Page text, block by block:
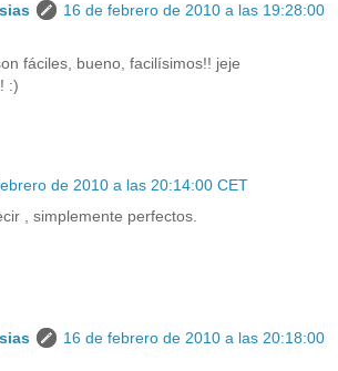
16 de febrero de 2010 a las 19:28:00
fáciles, bueno, facilísimos!! jeje
:)
de 2010 a las 20:14:00 CET
, simplemente perfectos.
16 de febrero de 2010 a las 20:18:00